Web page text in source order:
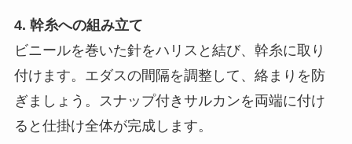
4. 幹糸への組み立て
ビニールを巻いた針をハリスと結び、幹糸に取り
付けます。エダスの間隔を調整して、絡まりを防
ぎましょう。スナップ付きサルカンを両端に付け
ると仕掛け全体が完成します。